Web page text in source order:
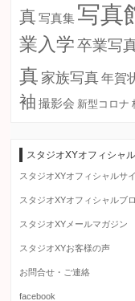
真 写真集 写真
業入学 卒業写
真 家族写真年賀
袖 撮影会 新型コロナ
スタジオXYオフィシャ
スタジオXYオフィシャルサ
スタジオXYオフィシャルブ
スタジオXYメールマガジン
スタジオXYお客様の声
お問合せ・ご連絡
facebook